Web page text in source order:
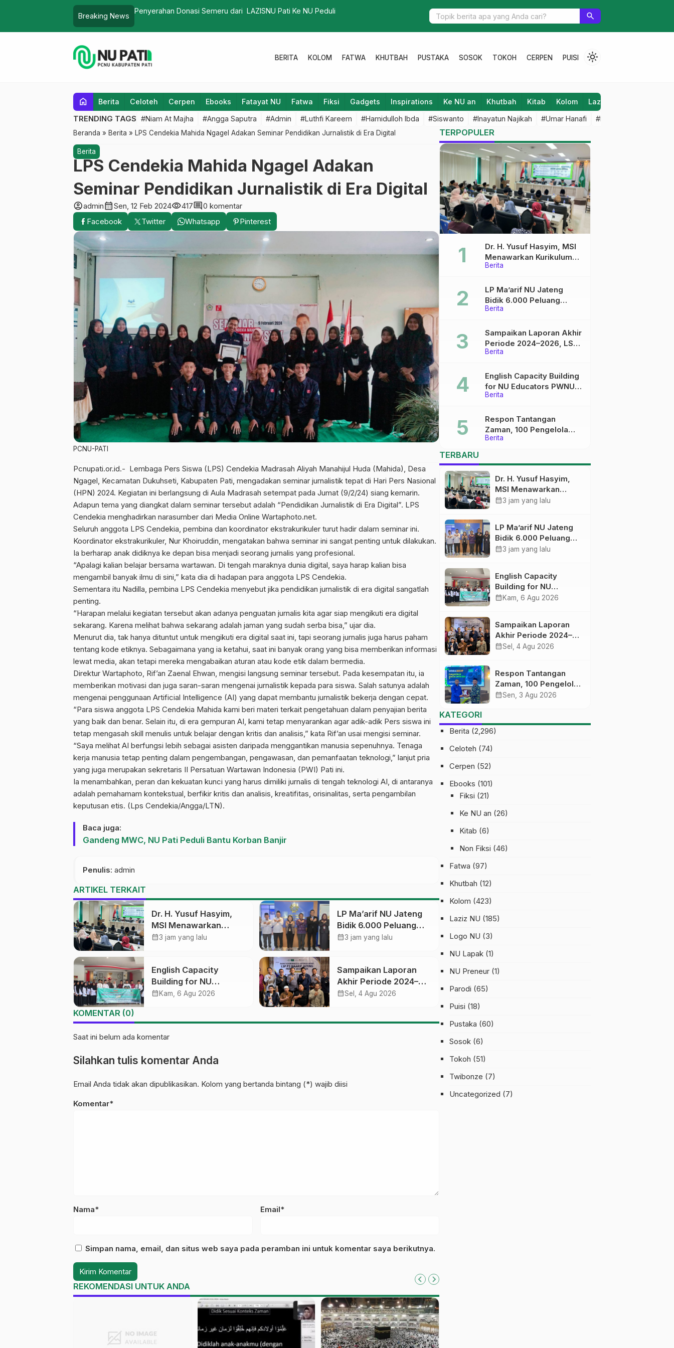
Breaking News
Pengurus PGSI Kabupaten Pati Periode 2025-2030 Resmi Dilantik Bupati Pati Apresiasi Inovasi Pupuk Organik MTs Tarbiyatul Banin
search
BERITA KOLOM FATWA KHUTBAH PUSTAKA SOSOK TOKOH CERPEN PUISI light_mode
home Berita Celoteh Cerpen Ebooks Fatayat NU Fatwa Fiksi Gadgets Inspirations Ke NU an Khutbah Kitab Kolom Laziz NU
TRENDING TAGS #Niam At Majha #Angga Saputra #Admin #Luthfi Kareem #Hamidulloh Ibda #Siswanto #Inayatun Najikah #Umar Hanafi #M Iqbal Dawami
Beranda » Berita » LPS Cendekia Mahida Ngagel Adakan Seminar Pendidikan Jurnalistik di Era Digital
Berita
LPS Cendekia Mahida Ngagel Adakan
Seminar Pendidikan Jurnalistik di Era Digital
account_circleadmincalendar_monthSen, 12 Feb 2024visibility417comment0 komentar
Facebook
Twitter Whatsapp Pinterest
PCNU-PATI
Pcnupati.or.id.- Lembaga Pers Siswa (LPS) Cendekia Madrasah Aliyah Manahijul Huda (Mahida), Desa
Ngagel, Kecamatan Dukuhseti, Kabupaten Pati, mengadakan seminar jurnalistik tepat di Hari Pers Nasional
(HPN) 2024. Kegiatan ini berlangsung di Aula Madrasah setempat pada Jumat (9/2/24) siang kemarin.
Adapun tema yang diangkat dalam seminar tersebut adalah “Pendidikan Jurnalistik di Era Digital”. LPS
Cendekia menghadirkan narasumber dari Media Online Wartaphoto.net.
Seluruh anggota LPS Cendekia, pembina dan koordinator ekstrakurikuler turut hadir dalam seminar ini.
Koordinator ekstrakurikuler, Nur Khoiruddin, mengatakan bahwa seminar ini sangat penting untuk dilakukan.
Ia berharap anak didiknya ke depan bisa menjadi seorang jurnalis yang profesional.
“Apalagi kalian belajar bersama wartawan. Di tengah maraknya dunia digital, saya harap kalian bisa
mengambil banyak ilmu di sini,” kata dia di hadapan para anggota LPS Cendekia.
Sementara itu Nadilla, pembina LPS Cendekia menyebut jika pendidikan jurnalistik di era digital sangatlah
penting.
“Harapan melalui kegiatan tersebut akan adanya penguatan jurnalis kita agar siap mengikuti era digital
sekarang. Karena melihat bahwa sekarang adalah jaman yang sudah serba bisa,” ujar dia.
Menurut dia, tak hanya dituntut untuk mengikuti era digital saat ini, tapi seorang jurnalis juga harus paham
tentang kode etiknya. Sebagaimana yang ia ketahui, saat ini banyak orang yang bisa memberikan informasi
lewat media, akan tetapi mereka mengabaikan aturan atau kode etik dalam bermedia.
Direktur Wartaphoto, Rif’an Zaenal Ehwan, mengisi langsung seminar tersebut. Pada kesempatan itu, ia
memberikan motivasi dan juga saran-saran mengenai jurnalistik kepada para siswa. Salah satunya adalah
mengenai penggunaan Artificial Intelligence (AI) yang dapat membantu jurnalistik bekerja dengan cepat.
“Para siswa anggota LPS Cendekia Mahida kami beri materi terkait pengetahuan dalam penyajian berita
yang baik dan benar. Selain itu, di era gempuran AI, kami tetap menyarankan agar adik-adik Pers siswa ini
tetap mengasah skill menulis untuk belajar dengan kritis dan analisis,” kata Rif’an usai mengisi seminar.
“Saya melihat AI berfungsi lebih sebagai asisten daripada menggantikan manusia sepenuhnya. Tenaga
kerja manusia tetap penting dalam pengembangan, pengawasan, dan pemanfaatan teknologi,” lanjut pria
yang juga merupakan sekretaris II Persatuan Wartawan Indonesia (PWI) Pati ini.
Ia menambahkan, peran dan kekuatan kunci yang harus dimiliki jurnalis di tengah teknologi AI, di antaranya
adalah pemahamam kontekstual, berfikir kritis dan analisis, kreatifitas, orisinalitas, serta pengambilan
keputusan etis. (Lps Cendekia/Angga/LTN).
Baca juga:
Gandeng MWC, NU Pati Peduli Bantu Korban Banjir
Penulis: admin
ARTIKEL TERKAIT
Dr. H. Yusuf Hasyim,
MSI Menawarkan
Kurikulum Diversifikasi,
calendar_month3 jam yang lalu
LP Ma’arif NU Jateng
Bidik 6.000 Peluang
Pelatihan dan
calendar_month3 jam yang lalu
English Capacity
Building for NU
Educators PWNU Jawa
calendar_month Kam, 6 Agu 2026
Sampaikan Laporan
Akhir Periode 2024–
2026, LSP P2 Ma’arif
calendar_monthSel, 4 Agu 2026
KOMENTAR (0)
Saat ini belum ada komentar
Silahkan tulis komentar Anda
Email Anda tidak akan dipublikasikan. Kolom yang bertanda bintang (*) wajib diisi
Komentar*
Nama* Email*
Simpan nama, email, dan situs web saya pada peramban ini untuk komentar saya berikutnya.
REKOMENDASI UNTUK ANDA
TERPOPULER
Berita
Dr. H. Yusuf Hasyim, MSI
Menawarkan Kurikulum
Diversifikasi, Harapan
pendidikan
Berita
LP Ma’arif NU Jateng
Bidik 6.000 Peluang
Pelatihan dan Sertifikasi
Berita
Sampaikan Laporan Akhir
Periode 2024–2026, LSP
P2 Ma’arif NU Jateng
and Match
Berita
English Capacity Building
for NU Educators PWNU
Jawa Tengah Batch#4;
Masa Depan
Berita
Respon Tantangan
Zaman, 100 Pengelola
Medsos Sekolah Ma’arif
Pelatihan Literasi Digital
TERBARU
Dr. H. Yusuf Hasyim,
MSI Menawarkan
Kurikulum
pendidikan
calendar_month3 jam yang lalu
LP Ma’arif NU Jateng
Bidik 6.000 Peluang
Pelatihan dan
calendar_month3 jam yang lalu
English Capacity
Building for NU
Educators PWNU Jawa
Menuju Masa Depan
calendar_month Kam, 6 Agu 2026
Sampaikan Laporan
Akhir Periode 2024–
2026, LSP P2 Ma’arif
calendar_monthSel, 4 Agu 2026
Respon Tantangan
Zaman, 100 Pengelola
Medsos Sekolah
Digital
calendar_monthSen, 3 Agu 2026
KATEGORI
Berita (2,296)
Celoteh (74)
Cerpen (52)
Ebooks (101)
Fiksi (21)
Ke NU an (26)
Kitab (6)
Non Fiksi (46)
Fatwa (97)
Khutbah (12)
Kolom (423)
Laziz NU (185)
Logo NU (3)
NU Lapak (1)
NU Preneur (1)
Parodi (65)
Puisi (18)
Pustaka (60)
Sosok (6)
Tokoh (51)
Twibonze (7)
Uncategorized (7)